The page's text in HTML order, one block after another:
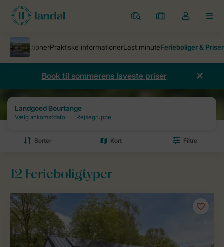
Parker
Mine
Toggle
my
account
dropdown
Book til sommerens laveste priser
Ferieparker Landgoed Bourtange